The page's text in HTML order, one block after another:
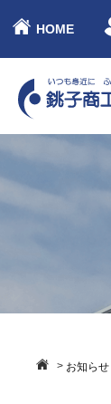
HOME
> お知らせ